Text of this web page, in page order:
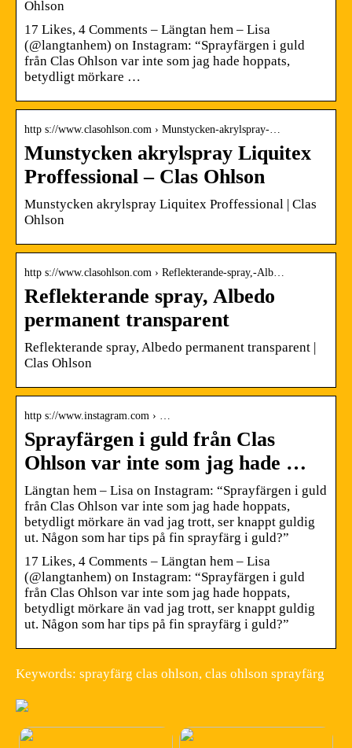
Ohlson
17 Likes, 4 Comments – Längtan hem – Lisa
(@langtanhem) on Instagram: “Sprayfärgen i guld
från Clas Ohlson var inte som jag hade hoppats,
betydligt mörkare …
http s://www.clasohlson.com › Munstycken-akrylspray-…
Munstycken akrylspray Liquitex
Proffessional – Clas Ohlson
Munstycken akrylspray Liquitex Proffessional | Clas
Ohlson
http s://www.clasohlson.com › Reflekterande-spray,-Alb…
Reflekterande spray, Albedo
permanent transparent
Reflekterande spray, Albedo permanent transparent |
Clas Ohlson
http s://www.instagram.com › …
Sprayfärgen i guld från Clas
Ohlson var inte som jag hade …
Längtan hem – Lisa on Instagram: “Sprayfärgen i guld
från Clas Ohlson var inte som jag hade hoppats,
betydligt mörkare än vad jag trott, ser knappt guldig
ut. Någon som har tips på fin sprayfärg i guld?”
17 Likes, 4 Comments – Längtan hem – Lisa
(@langtanhem) on Instagram: “Sprayfärgen i guld
från Clas Ohlson var inte som jag hade hoppats,
betydligt mörkare än vad jag trott, ser knappt guldig
ut. Någon som har tips på fin sprayfärg i guld?”
Keywords: sprayfärg clas ohlson, clas ohlson sprayfärg